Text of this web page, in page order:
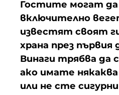
Гостите могат да
включително
известят своят
храна през първия
Винаги трябва да
ако имате
или не сте